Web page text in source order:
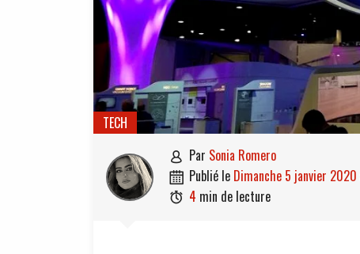
TECH
 par Sonia Romero
 publié le dimanche 5 janvier 2020
 4 min de lecture